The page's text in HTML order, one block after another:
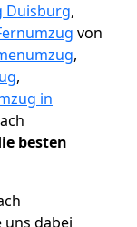
Duisburg,
von
,
,
in
besten
uns dabei